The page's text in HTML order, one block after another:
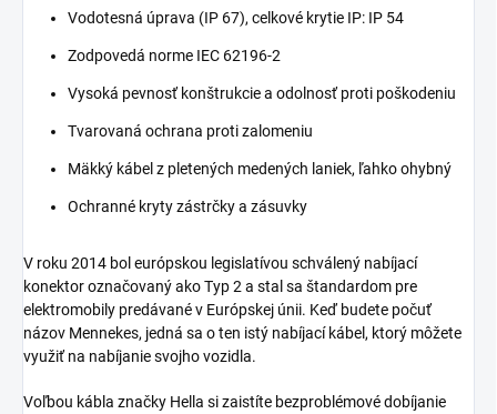
Vodotesná úprava (IP 67), celkové krytie IP: IP 54
Zodpovedá norme IEC 62196-2
Vysoká pevnosť konštrukcie a odolnosť proti poškodeniu
Tvarovaná ochrana proti zalomeniu
Mäkký kábel z pletených medených laniek, ľahko ohybný
Ochranné kryty zástrčky a zásuvky
V roku 2014 bol európskou legislatívou schválený nabíjací
konektor označovaný ako Typ 2 a stal sa štandardom pre
elektromobily predávané v Európskej únii. Keď budete počuť
názov Mennekes, jedná sa o ten istý nabíjací kábel, ktorý môžete
využiť na nabíjanie svojho vozidla.
Voľbou kábla značky Hella si zaistíte bezproblémové dobíjanie